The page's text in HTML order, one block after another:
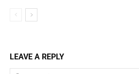
LEAVE A REPLY